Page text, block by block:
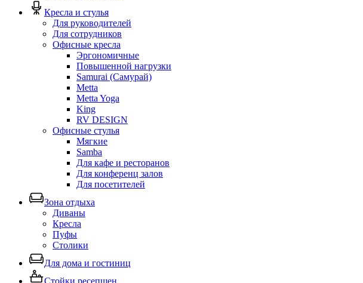
Кресла и стулья
Для руководителей
Для сотрудников
Офисные кресла
Эргономичные
Повышенной нагрузки
Samurai (Самурай)
Metta
Metta Yoga
King
RV DESIGN
Офисные стулья
Мягкие
Samba
Для кафе и ресторанов
Для конференц залов
Для посетителей
Зона отдыха
Диваны
Кресла
Пуфы
Столики
Для дома и гостиниц
Стойки ресепшен